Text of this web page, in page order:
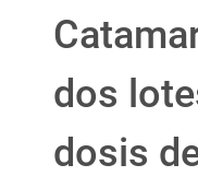
dos
dosis